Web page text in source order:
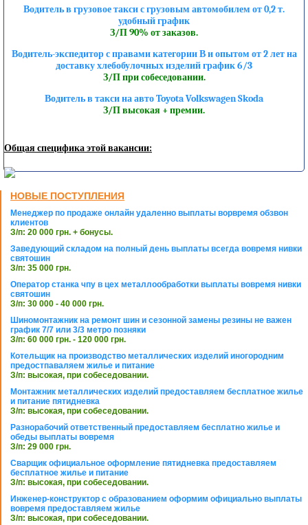
Водитель в грузовое такси с грузовым автомобилем от 0,2 т.
удобный график
З/П 90% от заказов.
Водитель-экспедитор с правами категории В и опытом от 2 лет на
доставку хлебобулочных изделий график 6/3
З/П при собеседовании.
Водитель в такси на авто Toyota Volkswagen Skoda
З/П высокая + премии.
Общая специфика этой вакансии:
НОВЫЕ ПОСТУПЛЕНИЯ
Менеджер по продаже онлайн удаленно выплаты ворвремя обзвон
клиентов
З/п: 20 000 грн. + бонусы.
Заведующий складом на полный день выплаты всегда вовремя нивки
святошин
З/п: 35 000 грн.
Оператор станка чпу в цех металлообработки выплаты вовремя нивки
святошин
З/п: 30 000 - 40 000 грн.
Шиномонтажник на ремонт шин и сезонной замены резины не важен
график 7/7 или 3/3 метро позняки
З/п: 60 000 грн. - 120 000 грн.
Котельщик на производство металлических изделий иногородним
предостпаваляем жилье и питание
З/п: высокая, при собеседовании.
Монтажник металлических изделий предоставляем бесплатное жилье
и питание пятидневка
З/п: высокая, при собеседовании.
Разнорабочий ответственный предоставляем бесплатно жилье и
обеды выплаты вовремя
З/п: 29 000 грн.
Сварщик официальное оформление пятидневка предоставляем
бесплатное жилье и питание
З/п: высокая, при собеседовании.
Инженер-конструктор с образованием оформим официально выплаты
вовремя предоставляем жилье
З/п: высокая, при собеседовании.